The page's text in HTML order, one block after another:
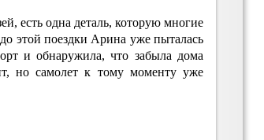
есть одна деталь, которую многие
этой поездки Арина уже пыталась
и обнаружила, что забыла дома
но самолет к тому моменту уже